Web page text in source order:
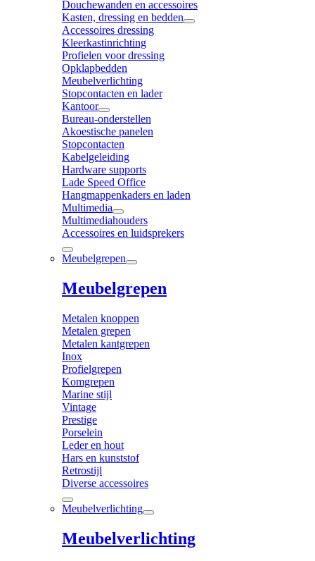
Douchewanden en accessoires
Kasten, dressing en bedden
Accessoires dressing
Kleerkastinrichting
Profielen voor dressing
Opklapbedden
Meubelverlichting
Stopcontacten en lader
Kantoor
Bureau-onderstellen
Akoestische panelen
Stopcontacten
Kabelgeleiding
Hardware supports
Lade Speed Office
Hangmappenkaders en laden
Multimedia
Multimediahouders
Accessoires en luidsprekers
Meubelgrepen
Meubelgrepen
Metalen knoppen
Metalen grepen
Metalen kantgrepen
Inox
Profielgrepen
Komgrepen
Marine stijl
Vintage
Prestige
Porselein
Leder en hout
Hars en kunststof
Retrostijl
Diverse accessoires
Meubelverlichting
Meubelverlichting